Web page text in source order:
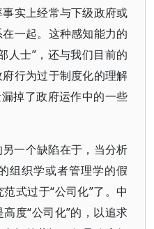
实上经常与下级政府或
一起。这种感知能力的
人士”，还与我们目前的
行为过于制度化的理解
掉了政府运作中的一些
一个缺陷在于，当分析
组织学或者管理学的假
式过于“公司化”了。中
度“公司化”的，以追求